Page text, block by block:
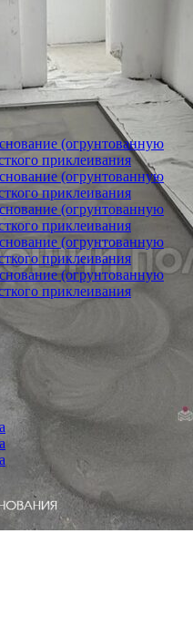
уклона
(огрунтованную
приклеивания